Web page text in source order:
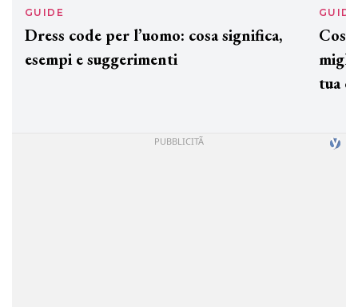
GUIDE
Dress code per l’uomo: cosa significa,
esempi e suggerimenti
GUIDE
tua